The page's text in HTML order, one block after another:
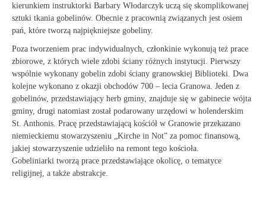
kierunkiem instruktorki Barbary Włodarczyk uczą się skomplikowanej
sztuki tkania gobelinów. Obecnie z pracownią związanych jest osiem
pań, które tworzą najpiękniejsze gobeliny.
Poza tworzeniem prac indywidualnych, członkinie wykonują też prace
zbiorowe, z których wiele zdobi ściany różnych instytucji. Pierwszy
wspólnie wykonany gobelin zdobi ściany granowskiej Biblioteki. Dwa
kolejne wykonano z okazji obchodów 700 – lecia Granowa. Jeden z
gobelinów, przedstawiający herb gminy, znajduje się w gabinecie wójta
gminy, drugi natomiast został podarowany urzędowi w holenderskim
St. Anthonis. Pracę przedstawiającą kościół w Granowie przekazano
niemieckiemu stowarzyszeniu „Kirche in Not” za pomoc finansową,
jakiej stowarzyszenie udzieliło na remont tego kościoła.
Gobeliniarki tworzą prace przedstawiające okolicę, o tematyce
religijnej, a także abstrakcje.